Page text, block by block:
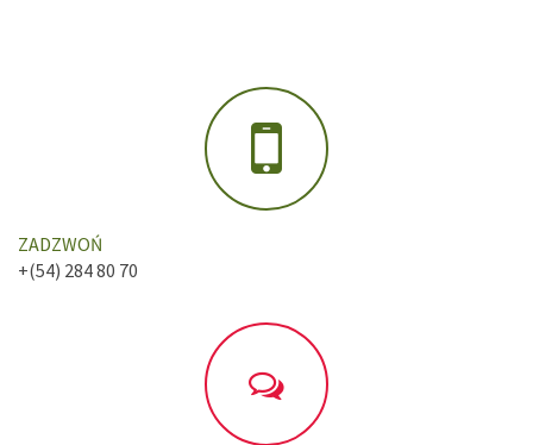
ZADZWOŃ
+(54) 284 80 70